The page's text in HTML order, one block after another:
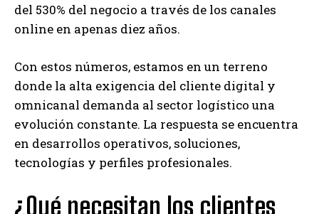
del 530% del negocio a través de los canales
online en apenas diez años.
Con estos números, estamos en un terreno
donde la alta exigencia del cliente digital y
omnicanal demanda al sector logístico una
evolución constante. La respuesta se encuentra
en desarrollos operativos, soluciones,
tecnologías y perfiles profesionales.
¿Qué necesitan los clientes